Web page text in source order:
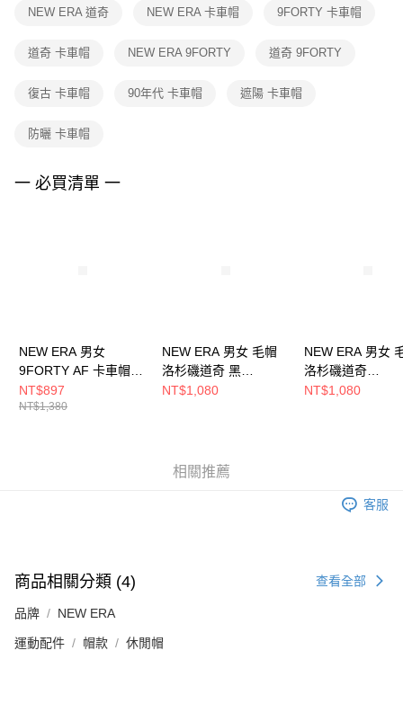
客戶支援中心」https://netprotections.freshdesk.com/support/home
１．透過由恩沛科技股份有限公司提供之「AFTEE先享後付」服務完成之交
權轉讓予恩沛科技股份有限公司。
３．未成年的使用者請事先徵得法定代理人或監護人之同意方可使用
４．使用「AFTEE先享後付」時，將依據個別帳號之用戶狀況，依本公司即
NEW ERA 道奇 NEW ERA 卡車帽 9FORTY 卡車帽
道奇 卡車帽 NEW ERA 9FORTY 道奇 9FORTY
復古 卡車帽 90年代 卡車帽 遮陽 卡車帽
防曬 卡車帽
一 必買清單 一
NEW ERA 男女
9FORTY AF 卡車帽
STREET CULTURE 洛
杉磯國王 黑
NT$897
NT$1,380
NEW ERA 男女 毛帽
洛杉磯道奇 黑
NE70730186
NT$1,080
NEW ERA 男女
洛杉磯道奇
NE70730187
NT$1,080
相關推薦
客服
商品相關分類 (4) 查看全部
品牌 NEW ERA
運動配件 帽款 休閒帽